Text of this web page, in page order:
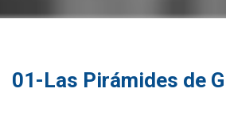
01-Las Pirámides de